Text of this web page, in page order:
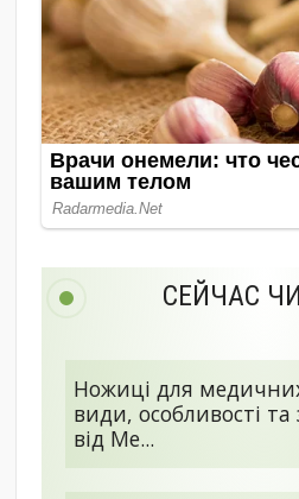
СЕЙЧАС
Ножиці для
види, особливості та
від Me...